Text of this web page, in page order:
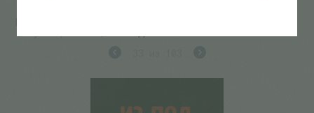
/ Публицистика / Из-под глыб